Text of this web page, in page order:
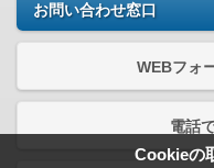
Cookieの
お問い合わせ窓口
WEBフォ
電話